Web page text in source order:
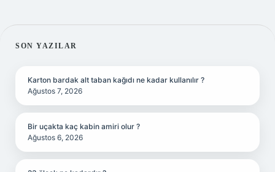
SIDEBAR
SON YAZILAR
Karton bardak alt taban kağıdı ne kadar kullanılır ?
Ağustos 7, 2026
Bir uçakta kaç kabin amiri olur ?
Ağustos 6, 2026